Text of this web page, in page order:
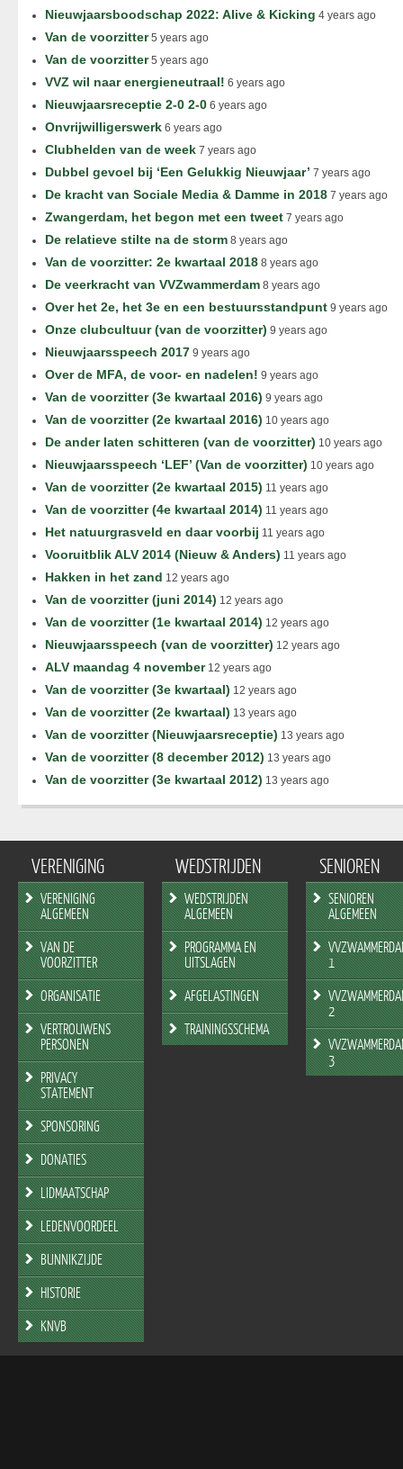
Nieuwjaarsboodschap 2022: Alive & Kicking 4 years ago
Van de voorzitter5 years ago
Van de voorzitter5 years ago
VVZ wil naar energieneutraal! 6 years ago
Nieuwjaarsreceptie 2-0 2-0 6 years ago
Onvrijwilligerswerk 6 years ago
Clubhelden van de week 7 years ago
Dubbel gevoel bij ‘Een Gelukkig Nieuwjaar’ 7 years ago
De kracht van Sociale Media & Damme in 2018 7 years ago
Zwangerdam, het begon met een tweet 7 years ago
De relatieve stilte na de storm 8 years ago
Van de voorzitter: 2e kwartaal 2018 8 years ago
De veerkracht van VVZwammerdam 8 years ago
Over het 2e, het 3e en een bestuursstandpunt 9 years ago
Onze clubcultuur (van de voorzitter) 9 years ago
Nieuwjaarsspeech 2017 9 years ago
Over de MFA, de voor- en nadelen! 9 years ago
Van de voorzitter (3e kwartaal 2016) 9 years ago
Van de voorzitter (2e kwartaal 2016) 10 years ago
De ander laten schitteren (van de voorzitter) 10 years ago
Nieuwjaarsspeech ‘LEF’ (Van de voorzitter) 10 years ago
Van de voorzitter (2e kwartaal 2015) 11 years ago
Van de voorzitter (4e kwartaal 2014) 11 years ago
Het natuurgrasveld en daar voorbij 11 years ago
Vooruitblik ALV 2014 (Nieuw & Anders) 11 years ago
Hakken in het zand 12 years ago
Van de voorzitter (juni 2014) 12 years ago
Van de voorzitter (1e kwartaal 2014) 12 years ago
Nieuwjaarsspeech (van de voorzitter) 12 years ago
ALV maandag 4 november12 years ago
Van de voorzitter (3e kwartaal) 12 years ago
Van de voorzitter (2e kwartaal) 13 years ago
Van de voorzitter (Nieuwjaarsreceptie) 13 years ago
Van de voorzitter (8 december 2012) 13 years ago
Van de voorzitter (3e kwartaal 2012) 13 years ago
VERENIGING
VERENIGING
ALGEMEEN
VAN DE
VOORZITTER
ORGANISATIE
VERTROUWENS
PERSONEN
PRIVACY
STATEMENT
SPONSORING
DONATIES
LIDMAATSCHAP
LEDENVOORDEEL
BUNNIKZIJDE
HISTORIE
KNVB
WEDSTRIJDEN
WEDSTRIJDEN
ALGEMEEN
PROGRAMMA EN
UITSLAGEN
AFGELASTINGEN
TRAININGSSCHEMA
SENIOREN
SENIOREN
ALGEMEEN
1
2
3